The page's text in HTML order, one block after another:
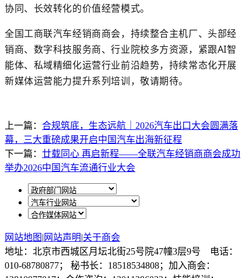
协同、长效转化的价值经营模式。
全国工商联汽车经销商商会，持续整合主机厂、头部经
销商、数字科技服务商、行业院校多方资源，紧跟AI智
能体、私域精细化运营行业前沿趋势，持续常态化开展
新媒体运营能力提升系列培训，敬请期待。
上一篇： 合规筑底，生态远航｜2026汽车出口大会圆满落
幕，三大重磅成果开启中国汽车出海新征程
下一篇： 廿载同心 再启新程——全联汽车经销商商会成功
举办2026中国汽车流通行业大会
网站地图 | 网站声明|关于商会
地址：北京市西城区月坛北街25号院47幢3层9号 电话：
010-68780877； 秘书长：18518534808；加入商会：